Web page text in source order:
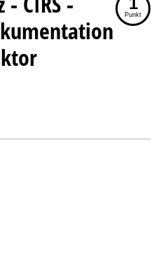
Punkt